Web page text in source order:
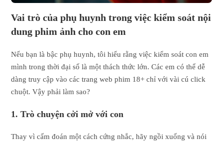
Vai trò của phụ huynh trong việc kiểm soát nội
dung phim ảnh cho con em
Nếu bạn là bậc phụ huynh, tôi hiểu rằng việc kiểm soát con em
mình trong thời đại số là một thách thức lớn. Các em có thể dễ
dàng truy cập vào các trang web phim 18+ chỉ với vài cú click
chuột. Vậy phải làm sao?
1. Trò chuyện cởi mở với con
Thay vì cấm đoán một cách cứng nhắc, hãy ngồi xuống và nói